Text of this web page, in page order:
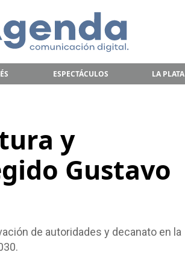
ESPECTÁCULOS LA PLATA
y
Gustavo
de autoridades y decanato en la